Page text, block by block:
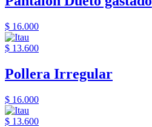
$ 16.000
$ 13.600
Pollera Irregular
$ 16.000
$ 13.600